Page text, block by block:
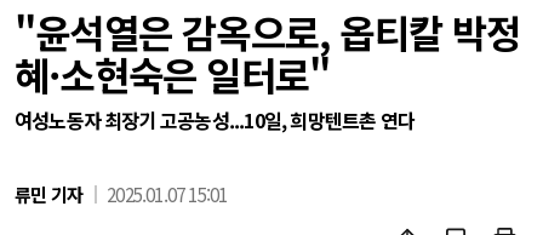
"윤석열은 감옥으로, 옵티칼 박정
혜·소현숙은 일터로"
여성노동자 최장기 고공농성...10일, 희망텐트촌 연다
류민 기자 2025.01.07 15:01